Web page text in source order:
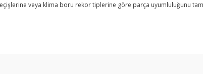
veya klima boru rekor tiplerine göre parça uyumluluğunu